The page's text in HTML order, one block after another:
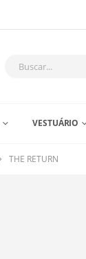
VESTUÁRIO
THE RETURN